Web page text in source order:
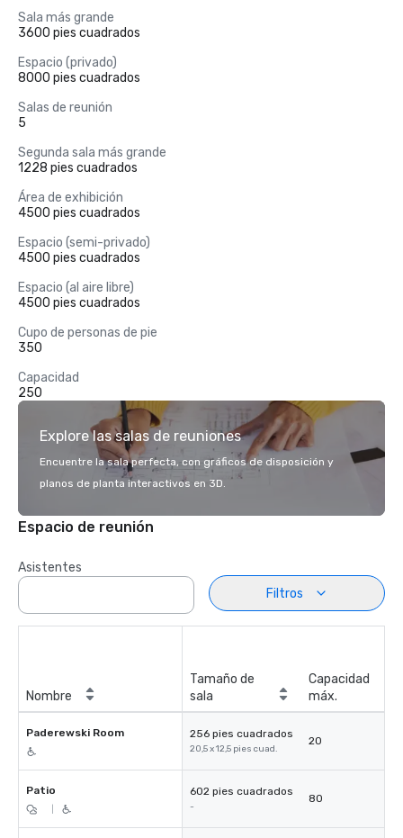
Sala más grande
3600 pies cuadrados
Espacio (privado)
8000 pies cuadrados
Salas de reunión
5
Segunda sala más grande
1228 pies cuadrados
Área de exhibición
4500 pies cuadrados
Espacio (semi-privado)
4500 pies cuadrados
Espacio (al aire libre)
4500 pies cuadrados
Cupo de personas de pie
350
Capacidad
250
Explore las salas de reuniones
Encuentre la sala perfecta, con gráficos de disposición y
planos de planta interactivos en 3D.
Espacio de reunión
Asistentes
Filtros
Nombre
Tamaño de
sala
Capacidad
máx.
Paderewski Room 256 pies cuadrados
20,5 x 12,5 pies cuad.
20
Patio 602 pies cuadrados
-
80